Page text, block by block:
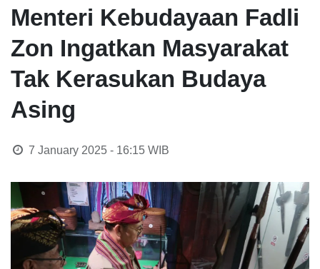
Menteri Kebudayaan Fadli
Zon Ingatkan Masyarakat
Tak Kerasukan Budaya
Asing
7 January 2025 - 16:15WIB